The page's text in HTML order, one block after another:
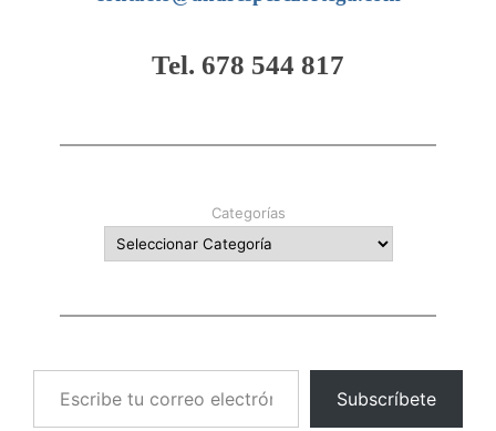
Tel. 678 544 817
Categorías
Escribe tu correo electrónico…
Subscríbete